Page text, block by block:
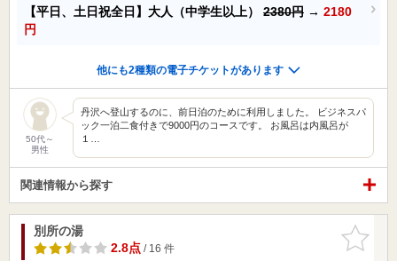
【平日、土日祝全日】大人（中学生以上） 2380円 → 2180
円
他にも2種類の電子チケットがあります
50代～
男性
丹沢へ登山するのに、前日泊のために利用しました。 ビジネスパ
ック一泊二食付きで9000円のコースです。 お風呂は内風呂が
１…
関連情報から探す
お気に入
りに追加
別所の湯
2.8点/ 16 件